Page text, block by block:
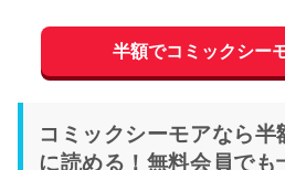
半額でコミックシー
コミックシーモアなら
に読める！無料会員でも